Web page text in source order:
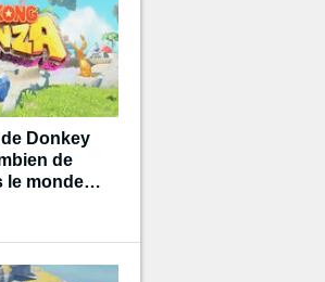
Donkey
de
le monde